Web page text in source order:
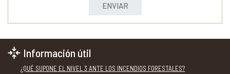
ENVIAR
Información útil
¿QUÉ SUPONE EL NIVEL 3 ANTE LOS INCENDIOS FORESTALES?